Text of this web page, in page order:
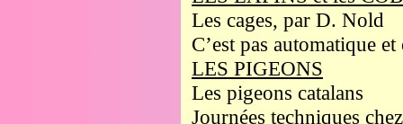
Les cages, par D. Nold
C’est pas automatique
LES PIGEONS
Les pigeons catalans
Journées techniques